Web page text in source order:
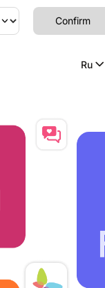
Confirm
Ru